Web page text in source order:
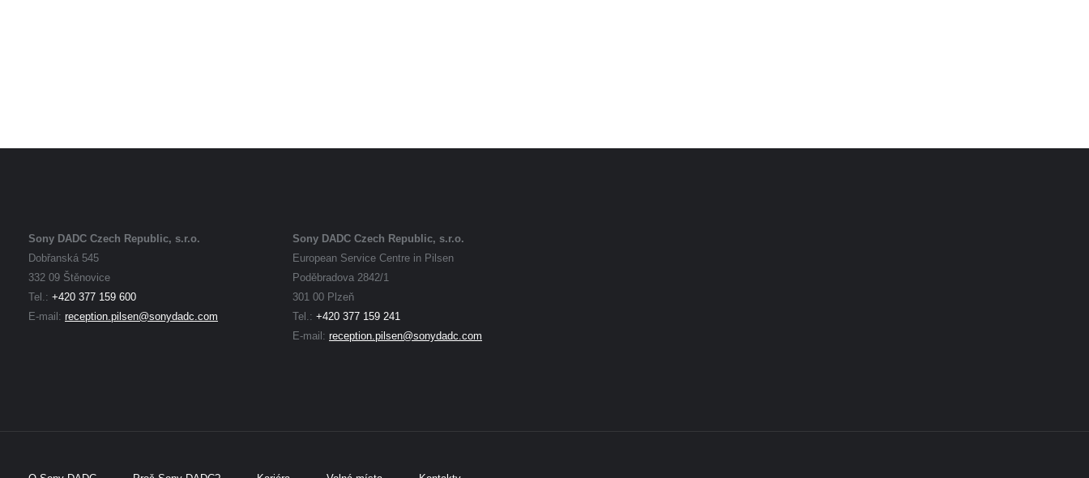
Sony DADC Czech Republic, s.r.o.
Dobřanská 545
332 09 Štěnovice
Tel.: +420 377 159 600
E-mail: reception.pilsen@sonydadc.com
Sony DADC Czech Republic, s.r.o.
European Service Centre in Pilsen
Poděbradova 2842/1
301 00 Plzeň
Tel.: +420 377 159 241
E-mail: reception.pilsen@sonydadc.com